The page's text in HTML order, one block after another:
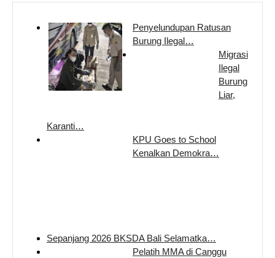
Penyelundupan Ratusan
Burung Ilegal…
Migrasi
Ilegal
Burung
Liar,
Karanti…
KPU Goes to School
Kenalkan Demokra…
Sepanjang 2026 BKSDA Bali Selamatka…
Pelatih MMA di Canggu